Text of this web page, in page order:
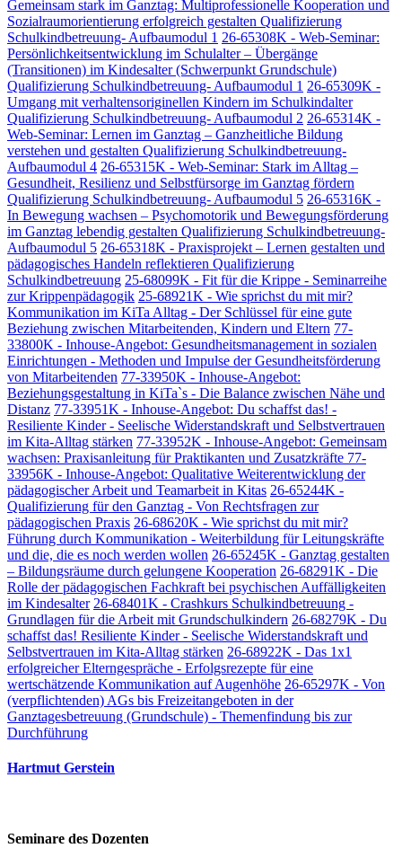
Gemeinsam stark im Ganztag: Multiprofessionelle Kooperation und
Sozialraumorientierung erfolgreich gestalten Qualifizierung
Schulkindbetreuung- Aufbaumodul 1 26-65308K - Web-Seminar:
Persönlichkeitsentwicklung im Schulalter – Übergänge
(Transitionen) im Kindesalter (Schwerpunkt Grundschule)
Qualifizierung Schulkindbetreuung- Aufbaumodul 1 26-65309K -
Umgang mit verhaltensoriginellen Kindern im Schulkindalter
Qualifizierung Schulkindbetreuung- Aufbaumodul 2 26-65314K -
Web-Seminar: Lernen im Ganztag – Ganzheitliche Bildung
verstehen und gestalten Qualifizierung Schulkindbetreuung-
Aufbaumodul 4 26-65315K - Web-Seminar: Stark im Alltag –
Gesundheit, Resilienz und Selbstfürsorge im Ganztag fördern
Qualifizierung Schulkindbetreuung- Aufbaumodul 5 26-65316K -
In Bewegung wachsen – Psychomotorik und Bewegungsförderung
im Ganztag lebendig gestalten Qualifizierung Schulkindbetreuung-
Aufbaumodul 5 26-65318K - Praxisprojekt – Lernen gestalten und
pädagogisches Handeln reflektieren Qualifizierung
Schulkindbetreuung 25-68099K - Fit für die Krippe - Seminarreihe
zur Krippenpädagogik 25-68921K - Wie sprichst du mit mir?
Kommunikation im KiTa Alltag - Der Schlüssel für eine gute
Beziehung zwischen Mitarbeitenden, Kindern und Eltern 77-
33800K - Inhouse-Angebot: Gesundheitsmanagement in sozialen
Einrichtungen - Methoden und Impulse der Gesundheitsförderung
von Mitarbeitenden 77-33950K - Inhouse-Angebot:
Beziehungsgestaltung in KiTa`s - Die Balance zwischen Nähe und
Distanz 77-33951K - Inhouse-Angebot: Du schaffst das! -
Resiliente Kinder - Seelische Widerstandskraft und Selbstvertrauen
im Kita-Alltag stärken 77-33952K - Inhouse-Angebot: Gemeinsam
wachsen: Praxisanleitung für Praktikanten und Zusatzkräfte 77-
33956K - Inhouse-Angebot: Qualitative Weiterentwicklung der
pädagogischer Arbeit und Teamarbeit in Kitas 26-65244K -
Qualifizierung für den Ganztag - Von Rechtsfragen zur
pädagogischen Praxis 26-68620K - Wie sprichst du mit mir?
Führung durch Kommunikation - Weiterbildung für Leitungskräfte
und die, die es noch werden wollen 26-65245K - Ganztag gestalten
– Bildungsräume durch gelungene Kooperation 26-68291K - Die
Rolle der pädagogischen Fachkraft bei psychischen Auffälligkeiten
im Kindesalter 26-68401K - Crashkurs Schulkindbetreuung -
Grundlagen für die Arbeit mit Grundschulkindern 26-68279K - Du
schaffst das! Resiliente Kinder - Seelische Widerstandskraft und
Selbstvertrauen im Kita-Alltag stärken 26-68922K - Das 1x1
erfolgreicher Elterngespräche - Erfolgsrezepte für eine
wertschätzende Kommunikation auf Augenhöhe 26-65297K - Von
(verpflichtenden) AGs bis Freizeitangeboten in der
Ganztagesbetreuung (Grundschule) - Themenfindung bis zur
Durchführung
Hartmut Gerstein
Seminare des Dozenten